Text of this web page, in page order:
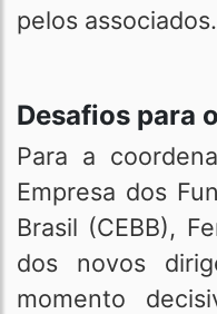
pelos associados.
Desafios para
Para a
Empresa dos
Brasil (CEBB),
dos novos
momento